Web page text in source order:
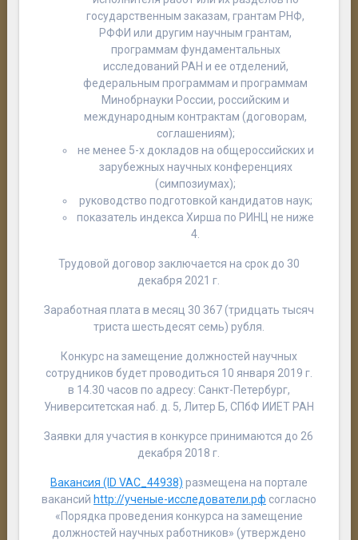
государственным заказам, грантам РНФ,
РФФИ или другим научным грантам,
программам фундаментальных
исследований РАН и ее отделений,
федеральным программам и программам
Минобрнауки России, российским и
международным контрактам (договорам,
соглашениям);
не менее 5-х докладов на общероссийских и
зарубежных научных конференциях
(симпозиумах);
руководство подготовкой кандидатов наук;
показатель индекса Хирша по РИНЦ не ниже
4.
Трудовой договор заключается на срок до 30
декабря 2021 г.
Заработная плата в месяц 30 367 (тридцать тысяч
триста шестьдесят семь) рубля.
Конкурс на замещение должностей научных
сотрудников будет проводиться 10 января 2019 г.
в 14.30 часов по адресу: Санкт-Петербург,
Университетская наб. д. 5, Литер Б, СПбФ ИИЕТ РАН
Заявки для участия в конкурсе принимаются до 26
декабря 2018 г.
Вакансия (ID VAC_44938) размещена на портале
вакансий http://ученые-исследователи.рф согласно
«Порядка проведения конкурса на замещение
должностей научных работников» (утверждено